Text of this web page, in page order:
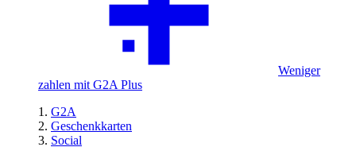
Weniger
zahlen mit G2A Plus
G2A
Geschenkkarten
Social